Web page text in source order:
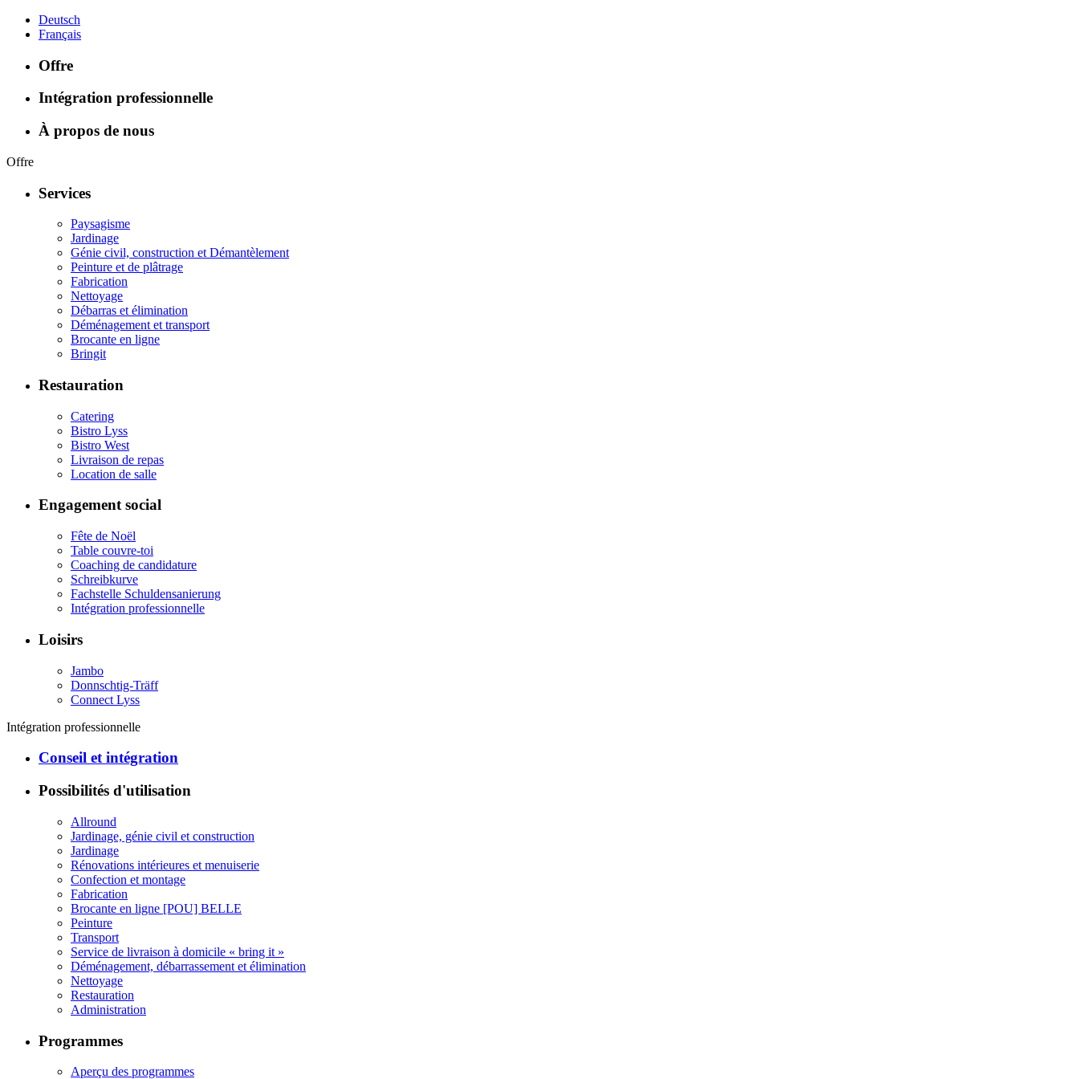
Deutsch
Français
Offre
Intégration professionnelle
À propos de nous
Offre
Services
Paysagisme
Jardinage
Génie civil, construction et Démantèlement
Peinture et de plâtrage
Fabrication
Nettoyage
Débarras et élimination
Déménagement et transport
Brocante en ligne
Bringit
Restauration
Catering
Bistro Lyss
Bistro West
Livraison de repas
Location de salle
Engagement social
Fête de Noël
Table couvre-toi
Coaching de candidature
Schreibkurve
Fachstelle Schuldensanierung
Intégration professionnelle
Loisirs
Jambo
Donnschtig-Träff
Connect Lyss
Intégration professionnelle
Conseil et intégration
Possibilités d'utilisation
Allround
Jardinage, génie civil et construction
Jardinage
Rénovations intérieures et menuiserie
Confection et montage
Fabrication
Brocante en ligne [POU] BELLE
Peinture
Transport
Service de livraison à domicile « bring it »
Déménagement, débarrassement et élimination
Nettoyage
Restauration
Administration
Programmes
Aperçu des programmes